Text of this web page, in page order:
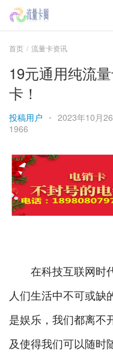
首页 流量卡资讯
19元通用纯流
卡！
投稿用户 • 2023年10月
1966
在科技互联网时
人们生活中不可或缺
是娱乐，我们都离不
及使得我们可以随时